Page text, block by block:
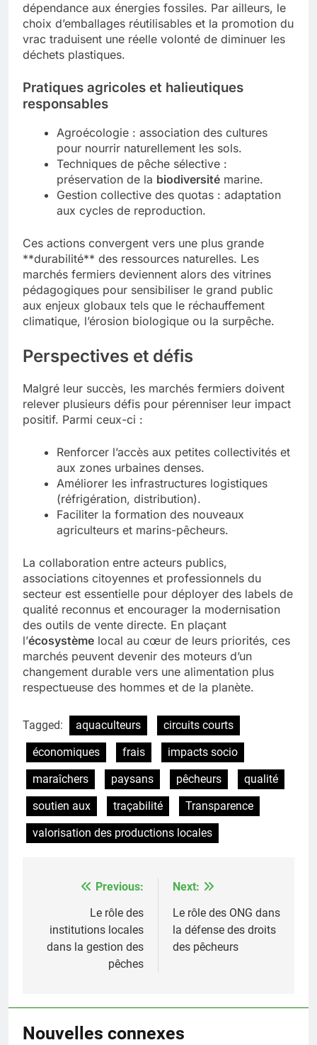
dépendance aux énergies fossiles. Par ailleurs, le
choix d’emballages réutilisables et la promotion du
vrac traduisent une réelle volonté de diminuer les
déchets plastiques.
Pratiques agricoles et halieutiques
responsables
Agroécologie : association des cultures
pour nourrir naturellement les sols.
Techniques de pêche sélective :
préservation de la biodiversité marine.
Gestion collective des quotas : adaptation
aux cycles de reproduction.
Ces actions convergent vers une plus grande
**durabilité** des ressources naturelles. Les
marchés fermiers deviennent alors des vitrines
pédagogiques pour sensibiliser le grand public
aux enjeux globaux tels que le réchauffement
climatique, l’érosion biologique ou la surpêche.
Perspectives et défis
Malgré leur succès, les marchés fermiers doivent
relever plusieurs défis pour pérenniser leur impact
positif. Parmi ceux-ci :
Renforcer l’accès aux petites collectivités et
aux zones urbaines denses.
Améliorer les infrastructures logistiques
(réfrigération, distribution).
Faciliter la formation des nouveaux
agriculteurs et marins-pêcheurs.
La collaboration entre acteurs publics,
associations citoyennes et professionnels du
secteur est essentielle pour déployer des labels de
qualité reconnus et encourager la modernisation
des outils de vente directe. En plaçant
l’écosystème local au cœur de leurs priorités, ces
marchés peuvent devenir des moteurs d’un
changement durable vers une alimentation plus
respectueuse des hommes et de la planète.
Tagged: aquaculteurs
circuits courts
économiques
frais
impacts socio
maraîchers
paysans pêcheurs
qualité
soutien aux
traçabilité
Transparence
valorisation des productions locales
navigation
Previous:
Le rôle des
institutions locales
dans la gestion des
pêches
Next:
Le rôle des ONG dans
la défense des droits
des pêcheurs
Nouvelles connexes